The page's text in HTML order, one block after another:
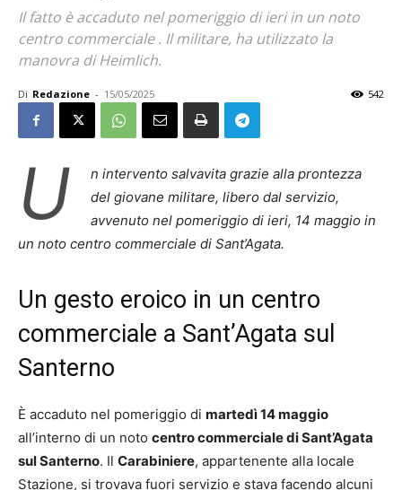
Il fatto è accaduto nel pomeriggio di ieri in un noto
centro commerciale . Il militare, ha utilizzato la
manovra di Heimlich.
Di Redazione - 15/05/2025 542
U
n intervento salvavita grazie alla prontezza
del giovane militare, libero dal servizio,
avvenuto nel pomeriggio di ieri, 14 maggio in
un noto centro commerciale di Sant’Agata.
Un gesto eroico in un centro
commerciale a Sant’Agata sul
Santerno
È accaduto nel pomeriggio di martedì 14 maggio
all’interno di un noto centro commerciale di Sant’Agata
sul Santerno. Il Carabiniere, appartenente alla locale
Stazione, si trovava fuori servizio e stava facendo alcuni